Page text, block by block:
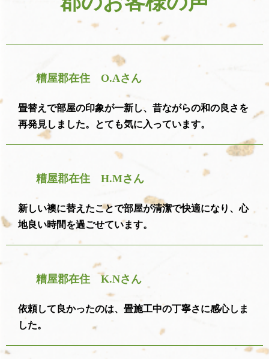
糟屋郡在住 O.Aさん
畳替えで部屋の印象が一新し、昔ながらの和の良さを
再発見しました。とても気に入っています。
糟屋郡在住 H.Mさん
新しい襖に替えたことで部屋が清潔で快適になり、心
地良い時間を過ごせています。
糟屋郡在住 K.Nさん
依頼して良かったのは、畳施工中の丁寧さに感心しま
した。